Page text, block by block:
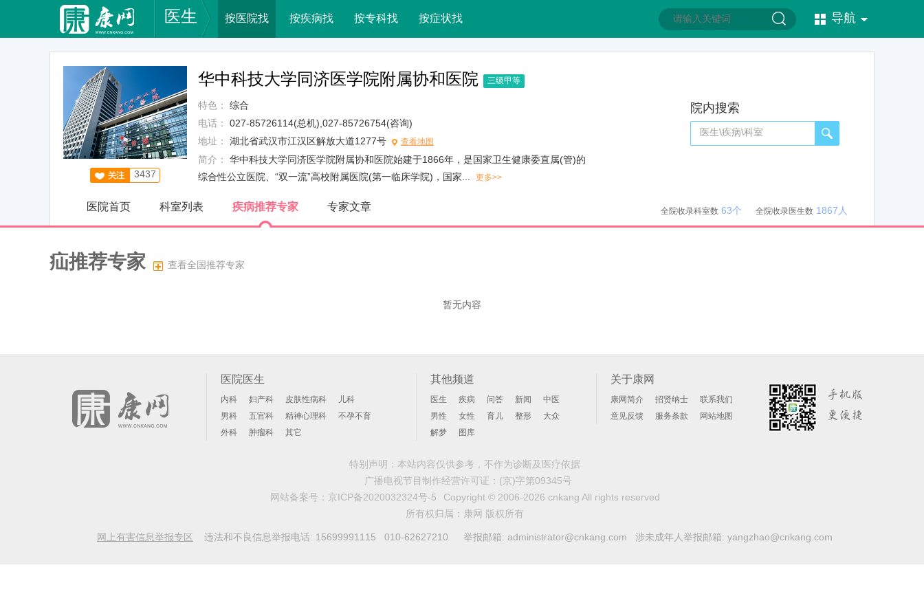
医生 按医院找 按疾病找 按专科找 按症状找 导航
3437
华中科技大学同济医学院附属协和医院 三级甲等
特色： 综合
电话： 027-85726114(总机),027-85726754(咨询)
地址： 湖北省武汉市江汉区解放大道1277号 查看地图
简介： 华中科技大学同济医学院附属协和医院始建于1866年，是国家卫生健康委直属(管)的
综合性公立医院、“双一流”高校附属医院(第一临床学院)，国家... 更多>>
院内搜索
全院收录科室数 63个 全院收录医生数 1867人
医院首页 科室列表 疾病推荐专家 专家文章
疝推荐专家 查看全国推荐专家
暂无内容
医院医生
内科 妇产科 皮肤性病科
儿科
男科
五官科 精神心理科
不孕不育
外科
肿瘤科 其它
其他频道
医生 疾病 问答 新闻
中医
男性
女性 育儿 整形
大众
解梦
图库
关于康网
康网简介 招贤纳士
联系我们
意见反馈
服务条款 网站地图
特别声明：本站内容仅供参考，不作为诊断及医疗依据
广播电视节目制作经营许可证： (京)字第09345号
网站备案号： 京ICP备2020032324号-5
Copyright © 2006-2026 cnkang All rights reserved
所有权归属：康网 版权所有
网上有害信息举报专区 违法和不良信息举报电话: 15699991115 010-62627210 举报邮箱: administrator@cnkang.com 涉未成年人举报邮箱: yangzhao@cnkang.com